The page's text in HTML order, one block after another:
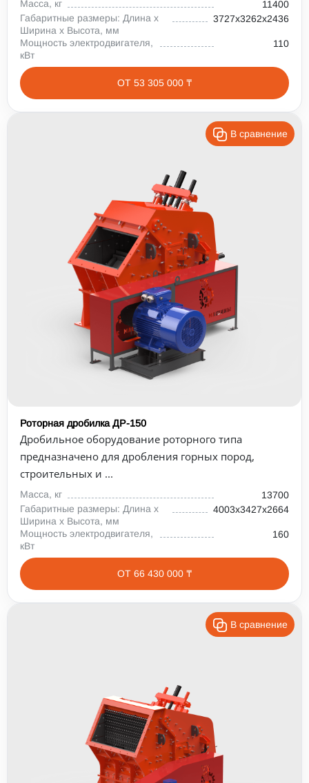
Масса, кг
11400
Габаритные размеры: Длина х
Ширина х Высота, мм
3727х3262х2436
Мощность электродвигателя,
кВт
110
ОТ 53 305 000 ₸
В сравнение
Роторная дробилка ДР-150
Дробильное оборудование роторного типа
предназначено для дробления горных пород,
строительных и ...
Масса, кг
13700
Габаритные размеры: Длина х
Ширина х Высота, мм
4003х3427х2664
Мощность электродвигателя,
кВт
160
ОТ 66 430 000 ₸
В сравнение